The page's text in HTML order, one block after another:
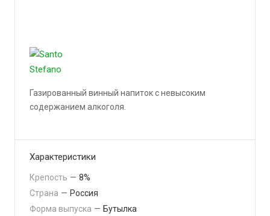
Газированный винный напиток с невысоким
содержанием алкоголя.
Характеристики
Крепость — 8%
Страна — Россия
Форма выпуска — Бутылка